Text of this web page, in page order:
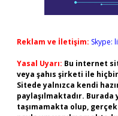
Reklam ve İletişim: Skype:
Yasal Uyarı: Bu internet
veya şahıs şirketi ile
Sitede yalnızca kendi
paylaşılmaktadır.
taşımamakta olup,